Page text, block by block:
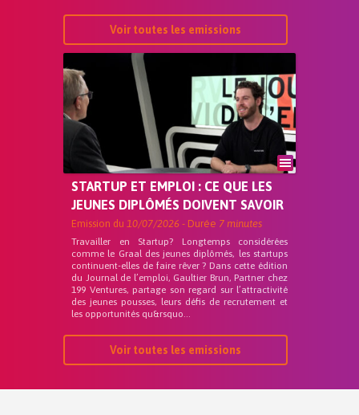
Voir toutes les emissions
STARTUP ET EMPLOI : CE QUE LES
JEUNES DIPLÔMÉS DOIVENT SAVOIR
Emission du 10/07/2026 - Durée 7 minutes
Travailler en Startup? Longtemps considérées
comme le Graal des jeunes diplômés, les startups
continuent-elles de faire rêver ? Dans cette édition
du Journal de l’emploi, Gaultier Brun, Partner chez
199 Ventures, partage son regard sur l’attractivité
des jeunes pousses, leurs défis de recrutement et
les opportunités qu&rsquo...
Voir toutes les emissions